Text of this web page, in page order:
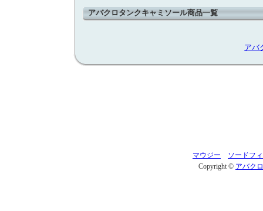
アバクロタンクキャミソール商品一覧
アバ
マウジー
ソードフ
Copyright © アバク